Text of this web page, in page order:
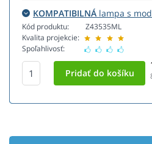
KOMPATIBILNÁ lampa s
Kód produktu:
Kvalita projekcie:
Spoľahlivosť:
Z43535ML